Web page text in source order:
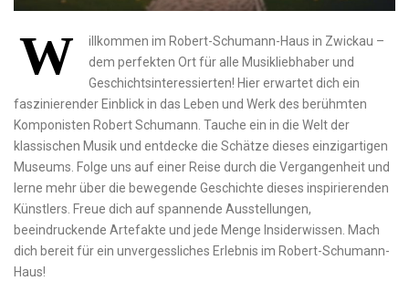
W
illkommen im Robert-Schumann-Haus in⁤ Zwickau –
dem perfekten Ort für alle ⁤Musikliebhaber und⁣
Geschichtsinteressierten! Hier erwartet dich ⁢ein
faszinierender Einblick⁤ in⁢ das Leben und Werk des berühmten
Komponisten Robert Schumann. Tauche ⁣ein⁤ in die Welt der⁤
klassischen Musik‌ und entdecke die Schätze dieses einzigartigen​
Museums. Folge uns​ auf einer​ Reise durch⁤ die Vergangenheit und
lerne mehr über die bewegende‌ Geschichte dieses inspirierenden‌
Künstlers. Freue⁢ dich⁣ auf⁣ spannende ‍Ausstellungen,⁤
beeindruckende Artefakte und jede ‍Menge Insiderwissen. Mach
dich ⁤bereit für ein ⁤unvergessliches Erlebnis im ​Robert-Schumann-
Haus!